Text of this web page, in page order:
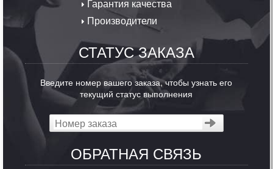
Гарантия качества
Производители
СТАТУС ЗАКАЗА
Введите номер вашего заказа, чтобы узнать его
текущий статус выполнения
ОБРАТНАЯ СВЯЗЬ